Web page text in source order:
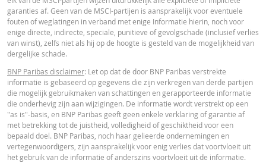
calculator zijn indicatief en uitsluitend bestemd voor informatieve
Koersinformatie vormt geen uitnodiging of aanbod tot het kopen of
van effecten of andere financiële instrumenten. De informatie is uitsluitend
bestemd voor gebruik door de bedoelde ontvangers. Het is niet toegestaan
deze informatie geheel of gedeeltelijk te reproduceren, te verspreiden of te
kopiëren voor enig doel zonder voorafgaande uitdrukkelijke toestemming
BNP Paribas. Meer informatie is op verzoek verkrijgbaar bij BNP Paribas,;
contact op via 0900-6275387, +31-20-5501150 of markets@bnpparibas.com
garanties af. Geen van de MSCI-partijen is aansprakelijk voor eventuele
fouten of weglatingen in verband met enige Informatie hierin, noch voor
enige directe, indirecte, speciale, punitieve of gevolgschade (inclusief verlies
van winst), zelfs niet als hij op de hoogte is gesteld van de mogelijkheid van
dergelijke schade.
BNP Paribas disclaimer: Let op dat de door BNP Paribas verstrekte
informatie is gebaseerd op gegevens die zijn verkregen van derde partijen
die mogelijk gebruikmaken van schattingen en gerapporteerde informatie
die onderhevig zijn aan wijzigingen. De informatie wordt verstrekt op een
"as is"-basis, en BNP Paribas geeft geen enkele verklaring of garantie af
met betrekking tot de juistheid, volledigheid of geschiktheid voor een
bepaald doel. BNP Paribas, noch haar gelieerde ondernemingen en
vertegenwoordigers, zijn aansprakelijk voor enig verlies dat voortvloeit uit
het gebruik van de informatie of anderszins voortvloeit uit de informatie.